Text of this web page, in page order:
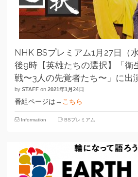
NHK BSプレミアム1月27日（
後9時【英雄たちの選択】「衛
戦〜3人の先覚者たち〜」に出
by STAFF on 2021年1月24日
番組ページは→ こちら
Information BSプレミアム